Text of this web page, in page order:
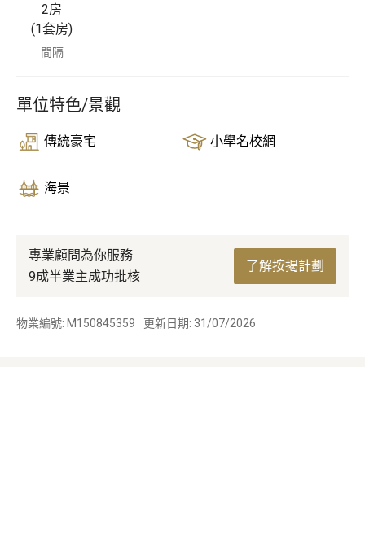
2房
(1套房)
間隔
單位特色/景觀
傳統豪宅 小學名校網
海景
專業顧問為你服務
9成半業主成功批核
了解按揭計劃
物業編號: M150845359 更新日期: 31/07/2026